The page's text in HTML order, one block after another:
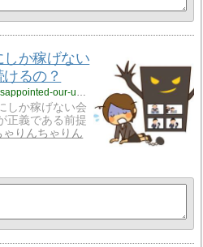
か稼げない
るの？
https://happy-money-sound.com/disappointed-our-union/
しか稼げない会
正義である前提
ゃりんちゃりん